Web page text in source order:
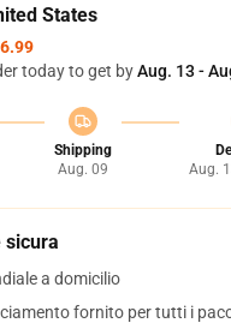
States
today to get byAug. 13 -
Shipping
Aug. 09
Aug.
sicura
a domicilio
fornito per tutti i